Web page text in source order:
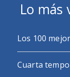
Lo más
Los 100
Cuarta